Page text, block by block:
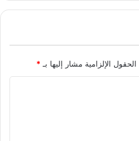
الحقول الإلزامية مشار إليها بـ *